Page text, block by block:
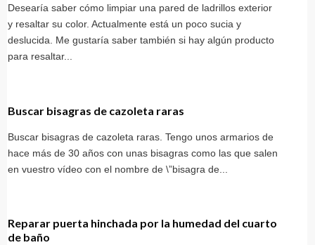
Desearía saber cómo limpiar una pared de ladrillos exterior
y resaltar su color. Actualmente está un poco sucia y
deslucida. Me gustaría saber también si hay algún producto
para resaltar...
Buscar bisagras de cazoleta raras
Buscar bisagras de cazoleta raras. Tengo unos armarios de
hace más de 30 años con unas bisagras como las que salen
en vuestro vídeo con el nombre de \”bisagra de...
Reparar puerta hinchada por la humedad del cuarto
de baño